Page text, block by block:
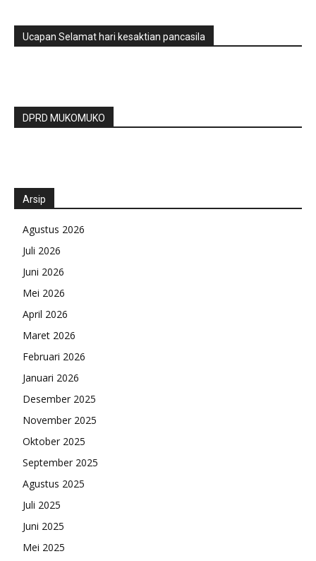
Ucapan Selamat hari kesaktian pancasila
DPRD MUKOMUKO
Arsip
Agustus 2026
Juli 2026
Juni 2026
Mei 2026
April 2026
Maret 2026
Februari 2026
Januari 2026
Desember 2025
November 2025
Oktober 2025
September 2025
Agustus 2025
Juli 2025
Juni 2025
Mei 2025